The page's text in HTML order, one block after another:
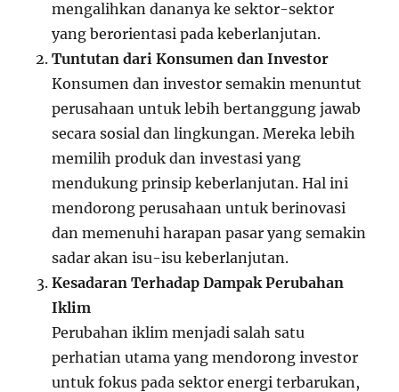
mengalihkan dananya ke sektor-sektor
yang berorientasi pada keberlanjutan.
Tuntutan dari Konsumen dan Investor
Konsumen dan investor semakin menuntut
perusahaan untuk lebih bertanggung jawab
secara sosial dan lingkungan. Mereka lebih
memilih produk dan investasi yang
mendukung prinsip keberlanjutan. Hal ini
mendorong perusahaan untuk berinovasi
dan memenuhi harapan pasar yang semakin
sadar akan isu-isu keberlanjutan.
Kesadaran Terhadap Dampak Perubahan
Iklim
Perubahan iklim menjadi salah satu
perhatian utama yang mendorong investor
untuk fokus pada sektor energi terbarukan,